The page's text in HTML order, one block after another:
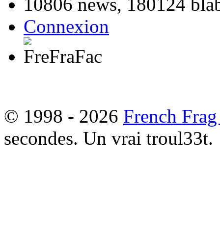
Connexion
© 1998 - 2026 French
secondes. Un vrai troul33t.